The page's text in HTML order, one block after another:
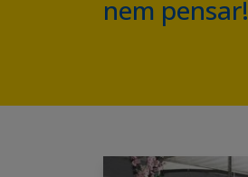
nem pensar!